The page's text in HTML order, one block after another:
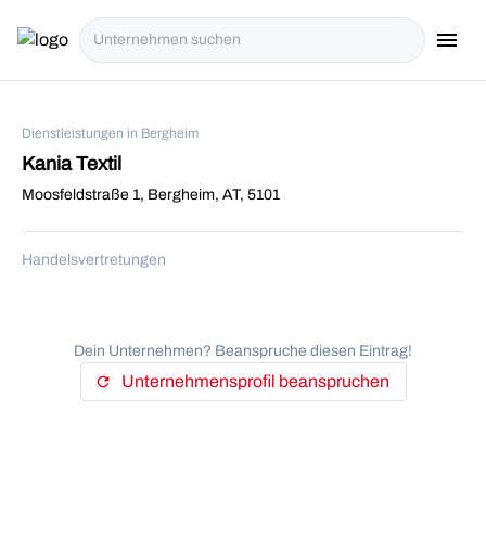
menu
Dienstleistungen in Bergheim
Kania Textil
Moosfeldstraße 1, Bergheim, AT, 5101
Handelsvertretungen
Dein Unternehmen? Beanspruche diesen Eintrag!
refresh Unternehmensprofil beanspruchen